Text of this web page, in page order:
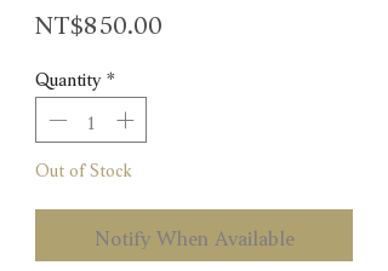
NT$850.00
Quantity *
Out of Stock
Notify When Available